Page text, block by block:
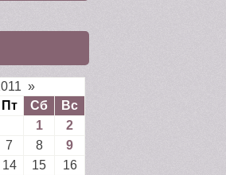
»
Пт Сб
Вс
1
2
7 8
9
14 15
16